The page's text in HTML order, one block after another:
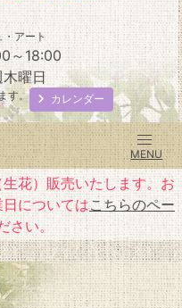
・アート
～18:00
曜日
す。 カレンダー
花）販売いたします。お
についてはこちらのペー
さい。